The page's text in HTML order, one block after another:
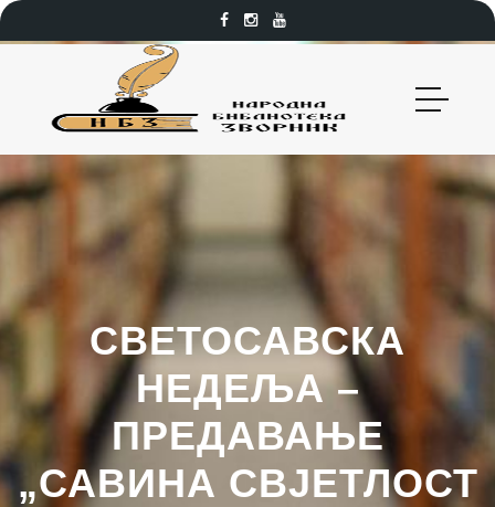
СВЕТОСАВСКА
НЕДЕЉА –
ПРЕДАВАЊЕ
„САВИНА СВЈЕТЛОСТ